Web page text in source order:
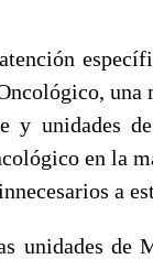
y unidades
en la
a
unidades de